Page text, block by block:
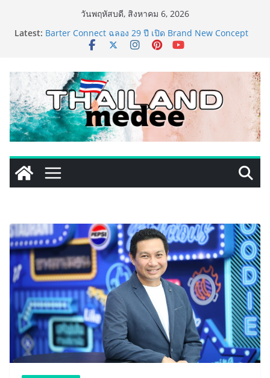
วันพฤหัสบดี, สิงหาคม 6, 2026
Latest: Barter Connect ฉลอง 29 ปี เปิด Brand New Concept
“Together We Grow” สร้างระบบนิเวศธุรกิจ หนุน SME
การท่องเที่ยวแห่งประเทศไทย สำนักงานมุมไบ เดินหน้า
กลยุทธ์ Partnership 360° ผนึก Team Thailand ขยาย
ฐานตลาดอินเดียใต้–ศรีลังกา ผลักดันไทยสู่ Top of Mind
Destination และกระตุ้นการเดินทางของนักท่องเที่ยวใน
ช่วงครึ่งปีหลัง 2569
TECNO ประกาศทรานส์ฟอร์มจากเกมมิ่งโฟน สู่ไลฟ์สไตล์
แฟชั่นไอเท็ม เสิร์ฟใหญ่ปักหมุดแลนมาร์คใหม่กลางสถานี
MRT วาง POVA 8 Series จุดเริ่มต้นครั้งสำคัญ
ครั้งแรกของอุตสาหกรรมสีไทย นิปปอนเพนต์ผนึก 6 พันธ
มิตรโมเดิร์นเทรดชั้นนำ นำร่องเปิดตัว “NIPPON PAINT
WORRY FREE” โปรแกรมดูแลคุณภาพฟิล์มสีหลังการขาย
434 วันแห่งการรอคอย มูลนิธิ “เพจอีจัน” ส่งมอบ โรงเรียน
เด็กพิเศษทองผาภูมิ ให้กระทรวงศึกษาธิการ ส่งต่อโอกาส
ทางการศึกษาให้เด็กพิเศษกว่า 100 คน ใช้เวลา 434 วัน
เปลี่ยนพื้นที่ว่างเปล่าให้กลายเป็นโรงเรียนแห่งความหวัง